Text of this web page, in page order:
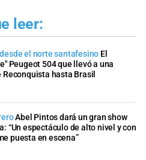
leer:
el norte santafesino El
Peugeot 504 que llevó a una
hasta Brasil
Abel Pintos dará un gran show
“Un espectáculo de alto nivel y con
puesta en escena”